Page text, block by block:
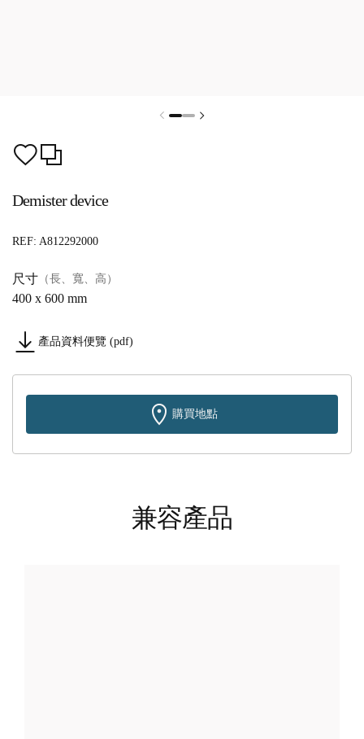
Demister device
REF: A812292000
尺寸 （長、寬、高）
400 x 600 mm
產品資料便覽 (pdf)
購買地點
兼容產品